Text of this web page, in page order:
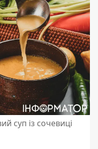
суп із сочевиці